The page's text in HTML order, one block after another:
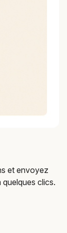
et envoyez
clics.